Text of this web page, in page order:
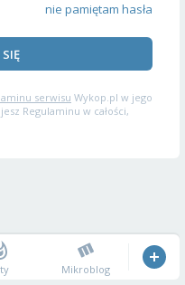
nie pamiętam hasła
serwisu Wykop.pl w jego
Regulaminu w całości,
Mikroblog